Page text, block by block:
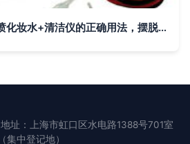
吸黑头仪不是万能！喷化妆水+清洁仪的正确用法，摆脱草莓鼻颜值逆袭
地址：上海市虹口区水电路1388号701室
（集中登记地）